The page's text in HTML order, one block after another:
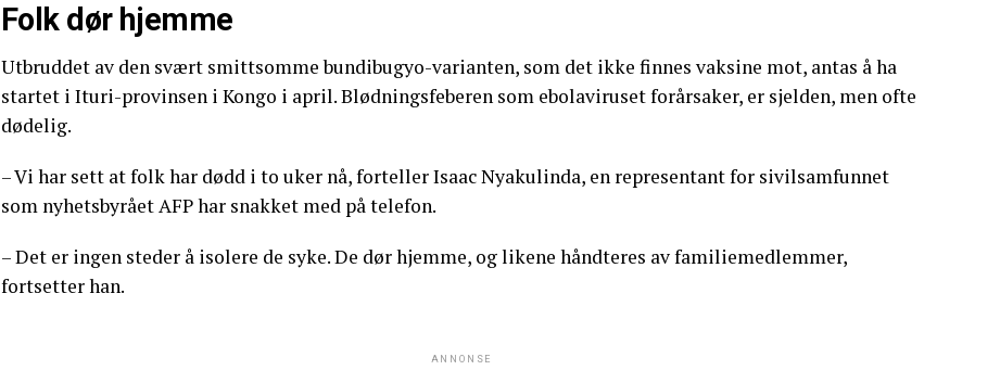
Folk dør hjemme
Utbruddet av den svært smittsomme bundibugyo-varianten, som det ikke finnes vaksine mot, antas å ha
startet i Ituri-provinsen i Kongo i april. Blødningsfeberen som ebolaviruset forårsaker, er sjelden, men ofte
dødelig.
– Vi har sett at folk har dødd i to uker nå, forteller Isaac Nyakulinda, en representant for sivilsamfunnet
som nyhetsbyrået AFP har snakket med på telefon.
– Det er ingen steder å isolere de syke. De dør hjemme, og likene håndteres av familiemedlemmer,
fortsetter han.
ANNONSE